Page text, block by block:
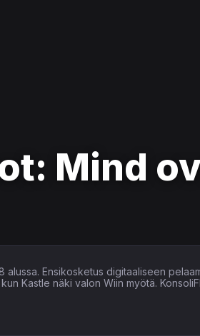
Mind
Ensikosketus digitaaliseen
Kastle näki valon Wiin myötä.